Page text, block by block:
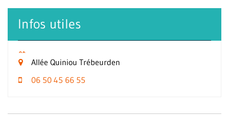
Infos utiles
Allée Quiniou Trébeurden
06 50 45 66 55